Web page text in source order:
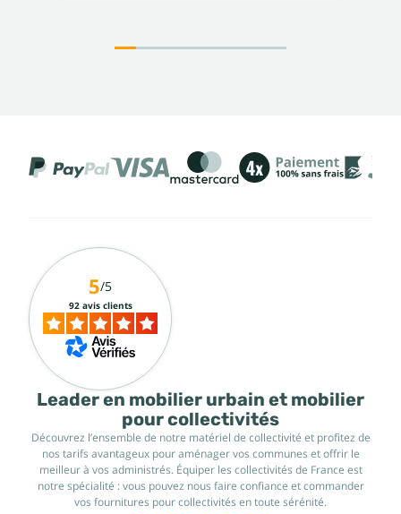
Leader en mobilier urbain et mobilier
pour collectivités
Découvrez l’ensemble de notre matériel de collectivité et profitez de
nos tarifs avantageux pour aménager vos communes et offrir le
meilleur à vos administrés. Équiper les collectivités de France est
notre spécialité : vous pouvez nous faire confiance et commander
vos fournitures pour collectivités en toute sérénité.
5/5
92 avis clients